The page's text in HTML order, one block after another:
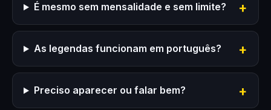
É mesmo sem mensalidade e sem limite?
As legendas funcionam em português?
Preciso aparecer ou falar bem?